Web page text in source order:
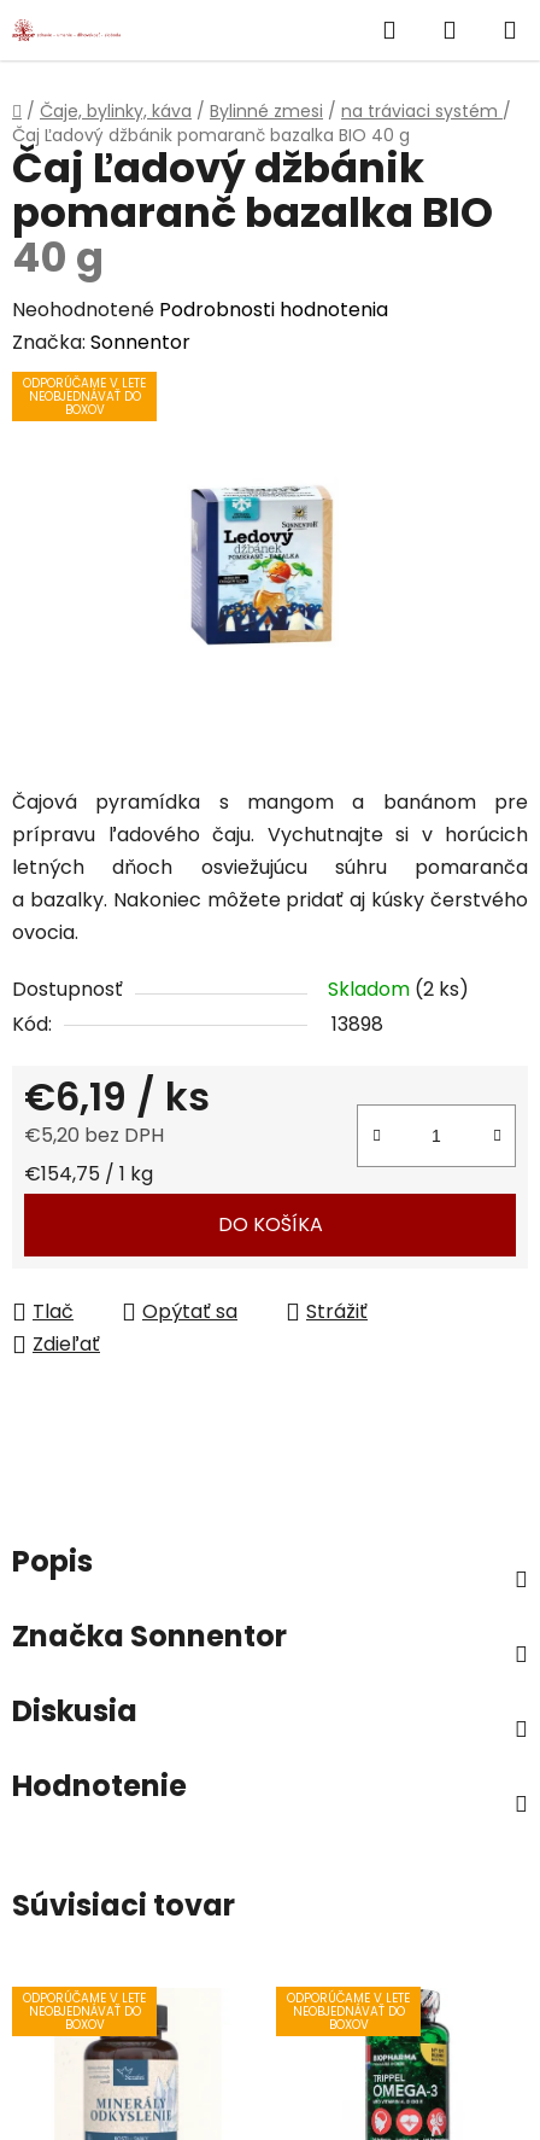
Prejsť
na
Hľadať
KOŠÍK
Domov
/ Čaje, bylinky, káva / Bylinné zmesi / na tráviaci systém /
Čaj Ľadový džbánik pomaranč bazalka BIO 40 g
Čajová pyramídka s mangom a banánom pre
prípravu ľadového čaju. Vychutnajte si v horúcich
letných dňoch osviežujúcu súhru pomaranča
a bazalky. Nakoniec môžete pridať aj kúsky čerstvého
ovocia.
Dostupnosť Skladom (2 ks)
Kód:
13898
€6,19 / ks
€5,20 bez DPH
Jednotková cena:
€154,75 / 1 kg
DO KOŠÍKA
Tlač Opýtať sa
Strážiť
Zdieľať
Čaj Ľadový džbánik
pomaranč bazalka BIO
40 g
Priemerné
hodnotenie
produktu
Neohodnotené Podrobnosti hodnotenia
Značka: Sonnentor
ODPORÚČAME V LETE
NEOBJEDNÁVAŤ DO
BOXOV
Popis
Značka Sonnentor
Diskusia
Hodnotenie
Súvisiaci tovar
ODPORÚČAME V LETE
NEOBJEDNÁVAŤ DO
BOXOV
ODPORÚČAME V LETE
NEOBJEDNÁVAŤ DO
BOXOV